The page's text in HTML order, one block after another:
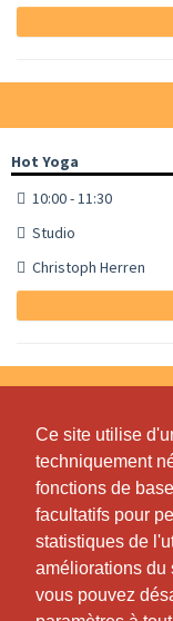
Ce site utilise
techniquement
fonctions de
facultatifs pour
statistiques de
améliorations du
vous pouvez
Ce site utilise
techniquement
fonctions de
facultatifs pour
statistiques de
améliorations du
vous pouvez
Hot Yoga
10:00 - 11:30
Studio
Christoph Herren
Hot Yoga
10:00 - 11:30
Studio
Christoph Herren